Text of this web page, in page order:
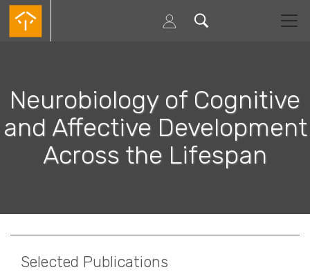
Passar
para
Neurobiology of Cognitive
and Affective Development
Across the Lifespan
Selected Publications